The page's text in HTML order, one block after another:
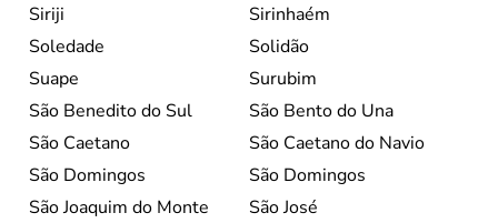
Siriji
Sirinhaém
Soledade
Solidão
Suape
Surubim
São Benedito do Sul
São Bento do Una
São Caetano
São Caetano do Navio
São Domingos
São Domingos
São Joaquim do Monte
São José